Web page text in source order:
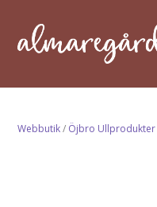
Webbutik/ Öjbro Ullprodukter